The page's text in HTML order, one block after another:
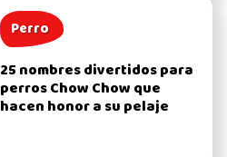
Perro
25 nombres divertidos para
perros Chow Chow que
hacen honor a su pelaje